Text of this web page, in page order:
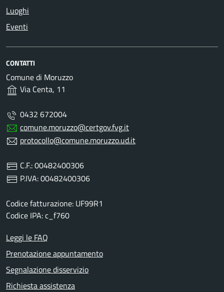
Luoghi
Eventi
CONTATTI
Comune di Moruzzo
Via Centa, 11
0432 672004
comune.moruzzo@certgov.fvg.it
protocollo@comune.moruzzo.ud.it
C.F.: 00482400306
P.IVA: 00482400306
Codice fatturazione: UF99R1
Codice IPA: c_f760
Leggi le FAQ
Prenotazione appuntamento
Segnalazione disservizio
Richiesta assistenza